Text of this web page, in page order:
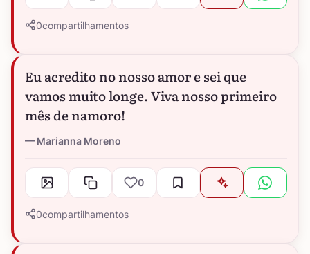
0compartilhamentos
Eu acredito no nosso amor e sei que
vamos muito longe. Viva nosso primeiro
mês de namoro!
Marianna Moreno
0
0compartilhamentos